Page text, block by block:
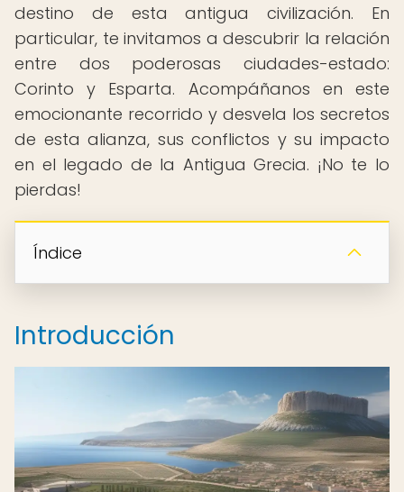
destino de esta antigua civilización. En
particular, te invitamos a descubrir la relación
entre dos poderosas ciudades-estado:
Corinto y Esparta. Acompáñanos en este
emocionante recorrido y desvela los secretos
de esta alianza, sus conflictos y su impacto
en el legado de la Antigua Grecia. ¡No te lo
pierdas!
Índice
Introducción